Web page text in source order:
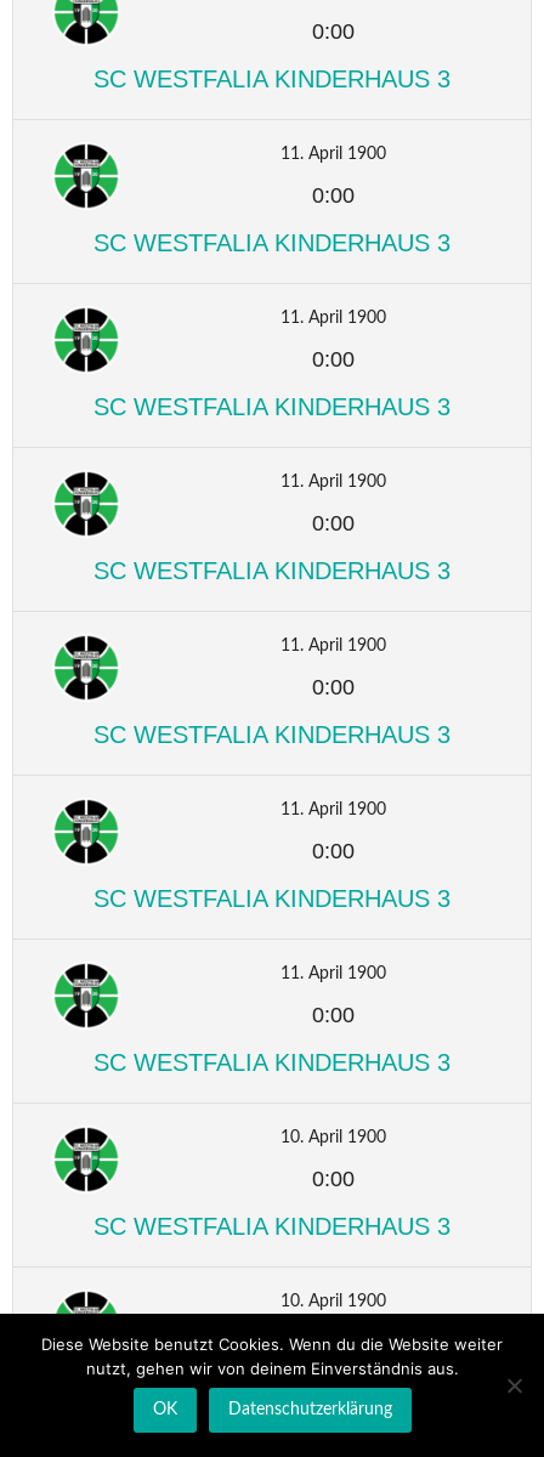
0:00
SC WESTFALIA KINDERHAUS 3
11. April 1900
0:00
SC WESTFALIA KINDERHAUS 3
11. April 1900
0:00
SC WESTFALIA KINDERHAUS 3
11. April 1900
0:00
SC WESTFALIA KINDERHAUS 3
11. April 1900
0:00
SC WESTFALIA KINDERHAUS 3
11. April 1900
0:00
SC WESTFALIA KINDERHAUS 3
11. April 1900
0:00
SC WESTFALIA KINDERHAUS 3
10. April 1900
0:00
SC WESTFALIA KINDERHAUS 3
10. April 1900
0:00
SC WESTFALIA KINDERHAUS 3
Diese Website benutzt Cookies. Wenn du die Website weiter
nutzt, gehen wir von deinem Einverständnis aus.
OK Datenschutzerklärung